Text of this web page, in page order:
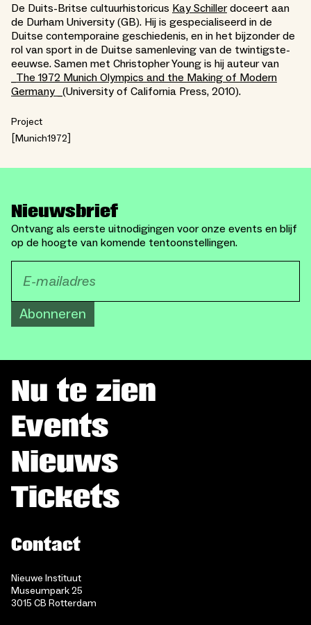
De Duits-Britse cultuurhistoricus Kay Schillerdoceert aan
de Durham University (GB). Hij is gespecialiseerd in de
Duitse contemporaine geschiedenis, en in het bijzonder de
rol van sport in de Duitse samenleving van de twintigste-
eeuwse. Samen met Christopher Young is hij auteur van
The 1972 Munich Olympics and the Making of Modern
Germany _ (University of California Press, 2010).
Project
Munich1972
Nieuwsbrief
Ontvang als eerste uitnodigingen voor onze events en blijf
op de hoogte van komende tentoonstellingen.
Abonneren
Nu te zien
Events
Nieuws
Tickets
Contact
Nieuwe Instituut
Museumpark 25
3015 CB Rotterdam